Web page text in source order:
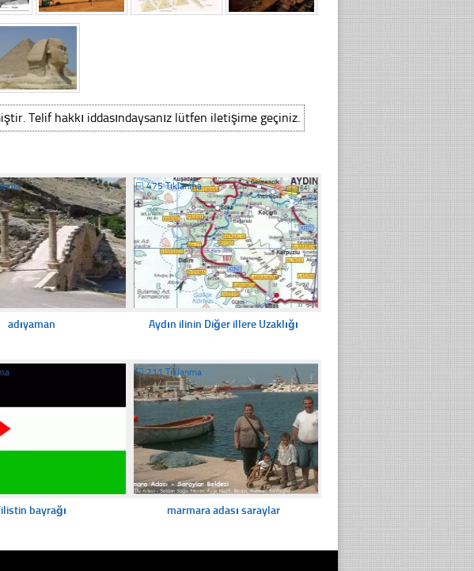
Telif hakkı iddasındaysanız lütfen iletişime geçiniz.
adıyaman
☐475 Tıklanma
Aydın ilinin Diğer illere Uzaklığı
bayrağı
☐211 Tıklanma
marmara adası saraylar